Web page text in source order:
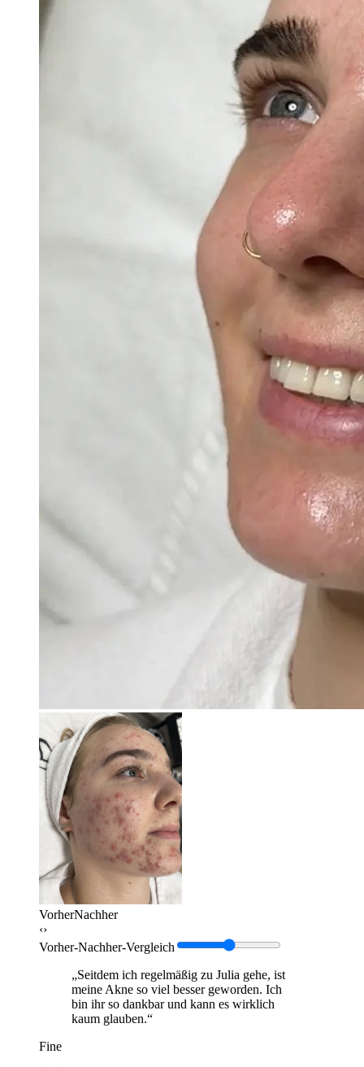
VorherNachher
‹›
Vorher-Nachher-Vergleich
„Seitdem ich regelmäßig zu Julia gehe, ist
meine Akne so viel besser geworden. Ich
bin ihr so dankbar und kann es wirklich
kaum glauben.“
Fine